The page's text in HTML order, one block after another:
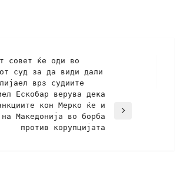
совет ќе оди во
суд за да види дали
врз судиите
Ескобар верува дека
кон Мерко ќе и
на Македонија во борба
против корупцијата